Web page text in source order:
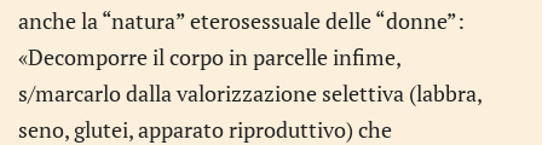
anche la “natura” eterosessuale delle “donne”:
«Decomporre il corpo in parcelle infime,
s/marcarlo dalla valorizzazione selettiva (labbra,
seno, glutei, apparato riproduttivo) che